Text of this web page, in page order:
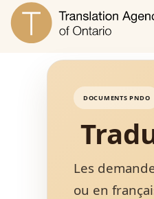
DOCUMENTS PNDO
Les
ou en